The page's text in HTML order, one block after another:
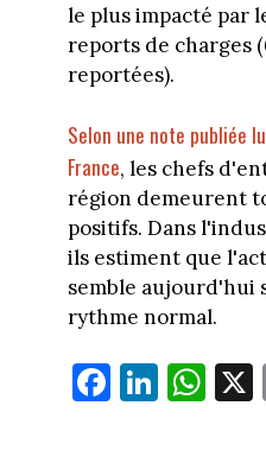
le plus impacté par
reports de charges
reportées).
Selon une note publiée
France, les chefs
région demeurent
positifs. Dans
ils estiment que
semble aujourd'hui
rythme normal.
Fa
ce
Li
nk
W
ha